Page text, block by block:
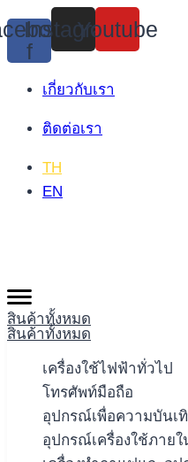
Skip
to
content
f
Instagram
Youtube
เกี่ยวกับเรา
ติดต่อเรา
TH
EN
สินค้าทั้งหมด
สินค้าทั้งหมด
เครื่องใช้ไฟฟ้าทั่วไป
โทรศัพท์มือถือ
อุปกรณ์เพื่อความบันเทิ
อุปกรณ์เครื่องใช้ภายใ